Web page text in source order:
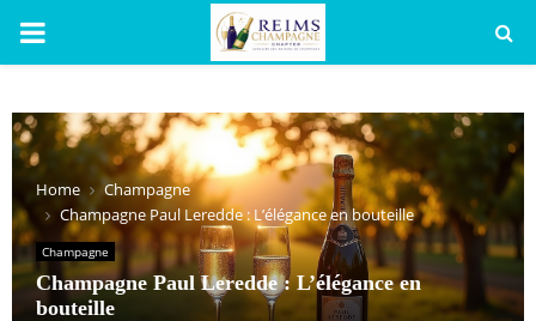
PRIMARY
Home
Champagne
Champagne Paul Leredde : L’élégance en bouteille
Champagne
Champagne Paul Leredde : L’élégance en
bouteille